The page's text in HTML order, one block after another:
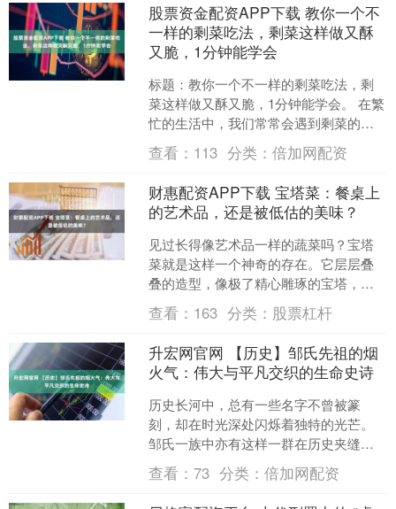
股票资金配资APP下载 教你一个不
一样的剩菜吃法，剩菜这样做又酥
又脆，1分钟能学会
标题：教你一个不一样的剩菜吃法，剩
菜这样做又酥又脆，1分钟能学会。 在繁
忙的生活中，我们常常会遇到剩菜的情
况。这些看似无用的剩菜，其实只要稍
加变化，就能变成一道....
查看： 113 分类：倍加网配资
财惠配资APP下载 宝塔菜：餐桌上
的艺术品，还是被低估的美味？
见过长得像艺术品一样的蔬菜吗？宝塔
菜就是这样一个神奇的存在。它层层叠
叠的造型，像极了精心雕琢的宝塔，让
人第一眼看到就忍不住想拍照发朋友
圈。但千万别被它的外表迷惑....
查看： 163 分类： 股票杠杆
升宏网官网 【历史】邹氏先祖的烟
火气：伟大与平凡交织的生命史诗
历史长河中，总有一些名字不曾被篆
刻，却在时光深处闪烁着独特的光芒。
邹氏一族中亦有这样一群在历史夹缝中
绽放异彩的人物——他们或凭天马行空
的想象重构世界认知，或以画....
查看：73 分类：倍加网配资